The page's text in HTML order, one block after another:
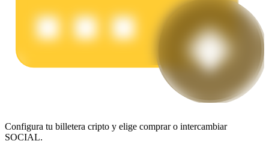
Power Piggy
Gana recompensas competitivas diariamente
Configura tu billetera cripto y elige comprar o intercambiar
SOCIAL.